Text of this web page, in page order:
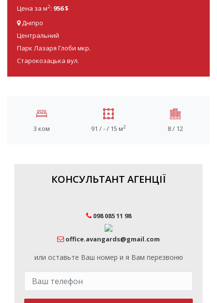
Цена за м2: 956 $
Дніпро
Центральний
Парк Лазаря Глоби мкр.
Старокозацька вул.
3 ком 91 / - / 15 м2 8 / 12
КОНСУЛЬТАНТ АГЕНЦІЇ
098 085 11 98
office.avangards@gmail.com
или оставьте Ваш номер и я Вам перезвоню